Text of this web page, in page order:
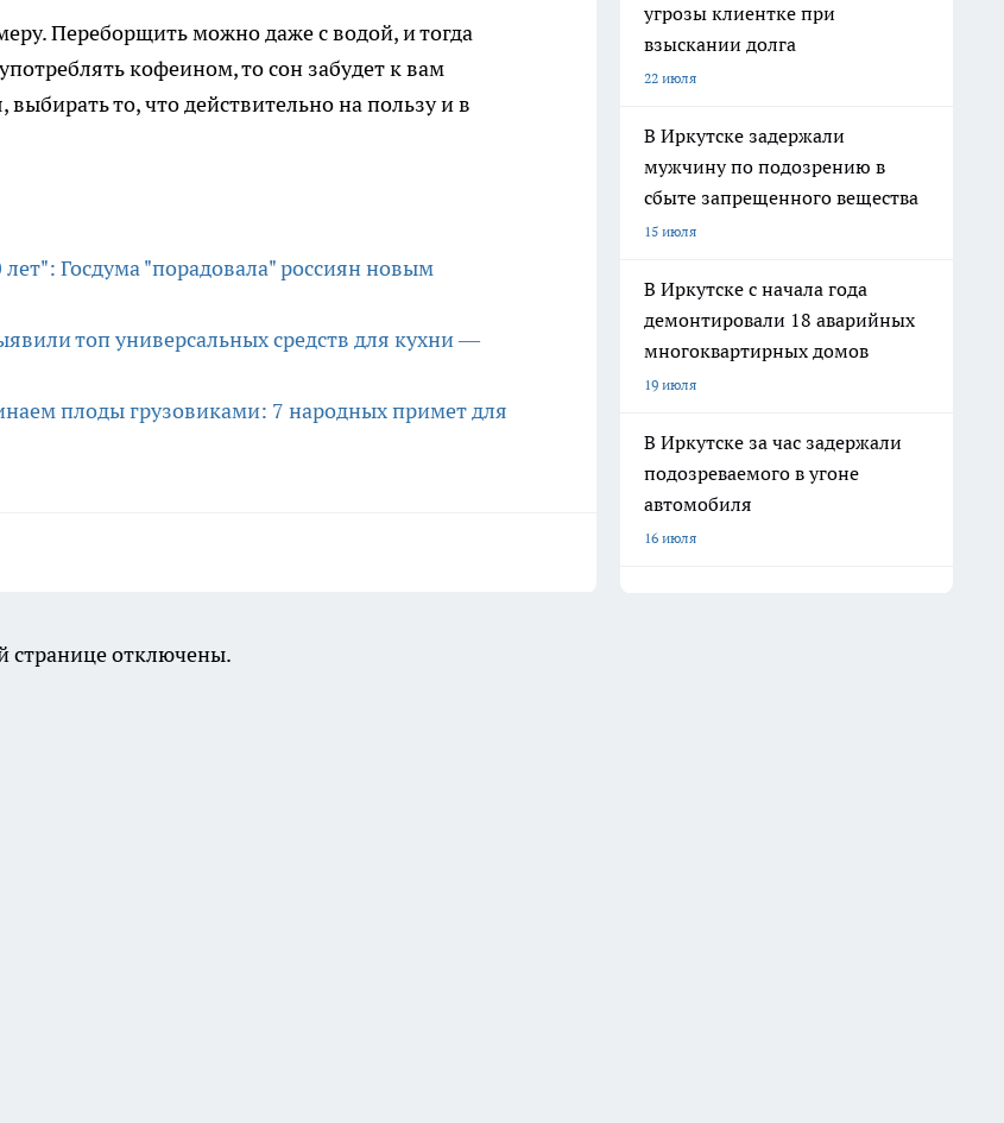
Переборщить можно даже с водой, и тогда
кофеином, то сон забудет к вам
выбирать то, что действительно на пользу и в
Госдума "порадовала" россиян новым
топ универсальных средств для кухни —
плоды грузовиками: 7 народных примет для
угрозы клиентке при
взыскании долга
22 июля
В Иркутске задержали
мужчину по подозрению в
сбыте запрещенного вещества
15 июля
В Иркутске с начала года
демонтировали 18 аварийных
многоквартирных домов
19 июля
В Иркутске за час задержали
подозреваемого в угоне
автомобиля
16 июля
странице отключены.